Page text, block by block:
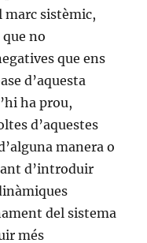
sistèmic,
no
que ens
d’aquesta
ha prou,
d’aquestes
manera o
d’introduir
del sistema
més